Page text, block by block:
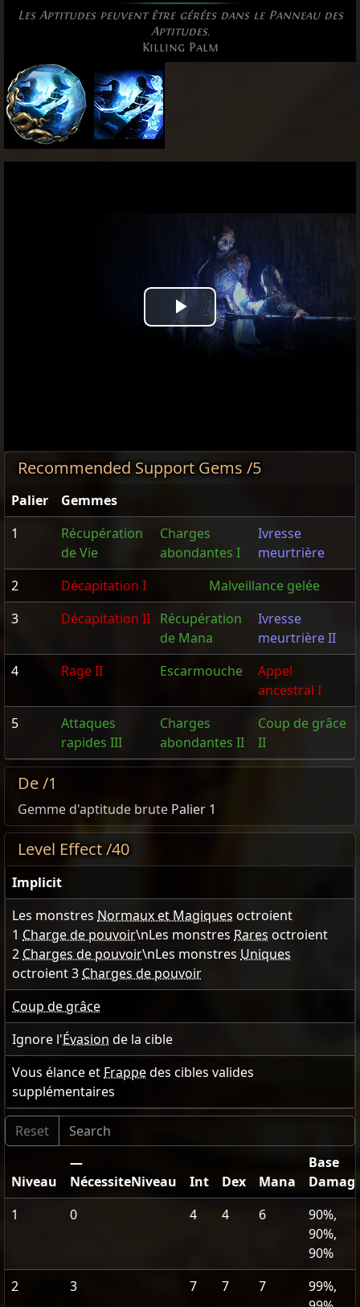
Les Aptitudes peuvent être gérées dans le Panneau des
Aptitudes.
Killing Palm
Play
Recommended Support Gems /5
Palier
Gemmes
1
Récupération
de Vie
Charges
abondantes I
Ivresse
meurtrière
2
Décapitation I
Malveillance gelée
3
Décapitation II Récupération
de Mana
Ivresse
meurtrière II
4
Rage II Escarmouche
Appel
ancestral I
5
Attaques
rapides III
Charges
abondantes II
Coup de grâce
II
De /1
Gemme d'aptitude brute Palier 1
Level Effect /40
Implicit
Les monstres Normaux et Magiques octroient
1 Charge de pouvoir\nLes monstres Rares octroient
2 Charges de pouvoir\nLes monstres Uniques
octroient3 Charges de pouvoir
Coup de grâce
Ignore l'Évasion de la cible
Vous élance et Frappedes cibles valides
supplémentaires
Niveau
—
NécessiteNiveau
Int Dex Mana
Base
1
0 4 4 6
90%,
90%,
90%
2
3 7 7 7
99%,